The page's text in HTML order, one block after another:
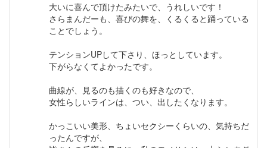
大いに喜んで頂けたみたいで、うれしいです！
さらまんだーも、喜びの舞を、くるくると踊っている
ことでしょう。
テンションUPして下さり、ほっとしています。
下がらなくてよかったです。
曲線が、見るのも描くのも好きなので、
女性らしいラインは、つい、出したくなります。
かっこいい美形、ちょいセクシーくらいの、気持ちだ
ったんですが、